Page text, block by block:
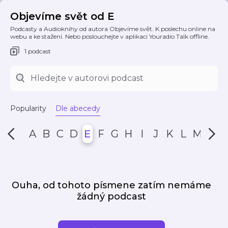
Objevíme svět od E
Podcasty a Audioknihy od autora Objevíme svět. K poslechu online na
webu a ke stažení. Nebo poslouchejte v aplikaci Youradio Talk offline.
1 podcast
Popularity Dle abecedy
A B C D E F G H I J K L M N
Ouha, od tohoto písmene zatím nemáme
žádný podcast